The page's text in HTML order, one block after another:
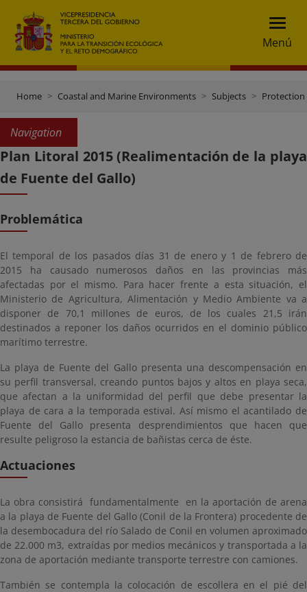
Menú
Home Coastal and Marine Environments Subjects
Navigation
Plan Litoral 2015 (Realimentación de la playa
de Fuente del Gallo)
Problemática
El temporal de los pasados días 31 de enero y 1 de febrero de
2015 ha causado numerosos daños en las provincias más
afectadas por el mismo. Para hacer frente a esta situación, el
Ministerio de Agricultura, Alimentación y Medio Ambiente va a
disponer de 70,1 millones de euros, de los cuales 21,5 irán
destinados a reponer los daños ocurridos en el dominio público
marítimo terrestre.
La playa de Fuente del Gallo presenta una descompensación en
su perfil transversal, creando puntos bajos y altos en playa seca,
que afectan a la uniformidad del perfil que debe presentar la
playa de cara a la temporada estival. Así mismo el acantilado de
Fuente del Gallo presenta desprendimientos que hacen que
resulte peligroso la estancia de bañistas cerca de éste.
Actuaciones
La obra consistirá fundamentalmente en la aportación de arena
a la playa de Fuente del Gallo (Conil de la Frontera) procedente de
la desembocadura del río Salado de Conil en volumen aproximado
de 22.000 m3, extraídas por medios mecánicos y transportada a la
zona de aportación mediante transporte terrestre con camiones.
También se contempla la colocación de escollera en el pié del